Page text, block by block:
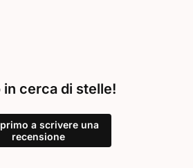
in cerca di stelle!
a scrivere una
recensione